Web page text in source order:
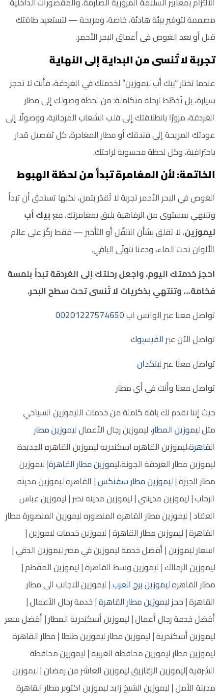
مصممة لتوفير بيئة هادئة، خاصة، ومريحة — لتستعيد طاقتك
قبل أو بعد الغوص في أعماق البحر الأحمر.
تجربة لا تُنسى من البداية إلى النهاية
عندما تختار “بيك أب ليموزين” لخدمتك في الغردقة، فأنت لا تحجز
سيارة، بل تُخطّط لرحلة متكاملة: من لحظة وصولك إلى مطار
الغردقة، مرورًا بانطلاقتك إلى قلب الشعاب المرجانية، ووصولًا إلى
عودتك المريحة إلى فندقك أو مطار المغادرة. كل تفصيل مُدار
باحترافية، وكل لحظة محسوبة لراحتك.
الخاتمة: لأن المغامرة تبدأ من لحظة الهبوط
الغوص في البحر الأحمر تجربة لا تُقدّر بثمن، لكنها تستحق أن تبدأ
وتنتهي بمستوى من الرفاهية يليق بمغامرتك. معبيك أب
ليموزين، لا تقلق بشأن التنقّل أو التأخير — فقط ركّز على عالم
الألوان تحت الماء، ودعنا نتولّى الباقي.
احجز خدمتك اليوم، واجعل رحلتك إلى الغردقة تبدأ بلمسة
فخامة… وتنتهي بذكريات لا تُنسى تحت سطح البحر.
تواصل معنا عبر الواتس اب00201227574650
تواصل الآن عبرالفيسبوك
تواصل معنا عبرلينكدان
تواصل معنا وأنت في أي مطار
حيث إننا نقدم لك باقة كاملة من خدمات الليموزين السياحي
مثلليموزين المطار، ليموزين رجال الأعمالليموزين مطار
القاهرة،ليموزين القاهره اسكندريه ليموزين القاهره الجديدة
ليموزين مطار الغردقة الجونة،ليموزين مطار القاهرة| ليموزين
مطار الجيزة |ليموزين مطار سفنكس| القاهره ليموزين مدينه
الرحاب | ليموزين مدينتي | ليموزين مدينه نصر | ليموزين عباس
العقاد | ليموزين مطار القاهره المنصوره ليموزين المنصورة مطار
القاهرة | ليموزين مطار القاهرة | ليموزين خدمات ليموزين |
اسعار ليموزين | أفضل خدمة ليموزين في مصر ليموزين الدقي |
ليموزين الزمالك | ليموزين وسط القاهرة | ليموزين المقطم |
مطار القاهرهليموزين برج العرب| ليموزين للاجانب الى مطار
القاهرة |حجز ليموزين مطار القاهرة| خدمة رجال الأعمال |
أفضل خدمة رجال أعمال | ليموزين أسكندرية المطار | أفضل سعر
ليموزين أسكندرية | ليموزين مطار ليموزين طنطا | مطار القاهرة
ليموزين مطار ليموزين محافظة الغربية | ليموزين محافظة
الشرقية |ليموزين الزقازيق ليموزين العاشر من رمضان | ليموزين
مدينة الأمل | ليموزين الشيخ زايد ليموزين اكتوبر مطار القاهرة